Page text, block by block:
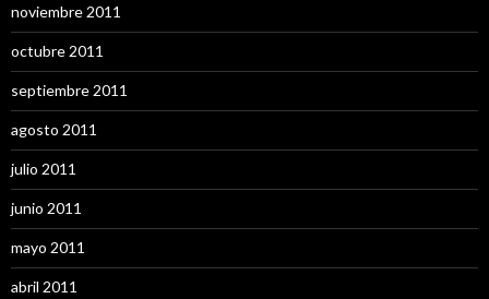
noviembre 2011
octubre 2011
septiembre 2011
agosto 2011
julio 2011
junio 2011
mayo 2011
abril 2011